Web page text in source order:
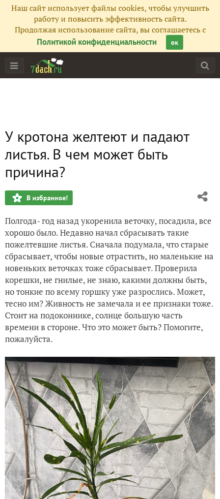
Наш сайт использует файлы cookies, чтобы улучшить
работу и повысить эффективность сайта.
Продолжая использование сайта, вы соглашаетесь с
Политикой конфиденциальности
ок
У кротона желтеют и падают
листья. В чем может быть
причина?
В избранное!
Полгода- год назад укоренила веточку, посадила, все
хорошо было. Недавно начал сбрасывать такие
пожелтевшие листья. Сначала подумала, что старые
сбрасывает, чтобы новые отрастить, но маленькие на
новеньких веточках тоже сбрасывает. Проверила
корешки, не гнилые, не знаю, какими должны быть,
но тонкие по всему горшку уже разрослись. Может,
тесно им? Живность не замечала и ее признаки тоже.
Стоит на подоконнике, солнце большую часть
времени в стороне. Что это может быть? Помогите,
пожалуйста.